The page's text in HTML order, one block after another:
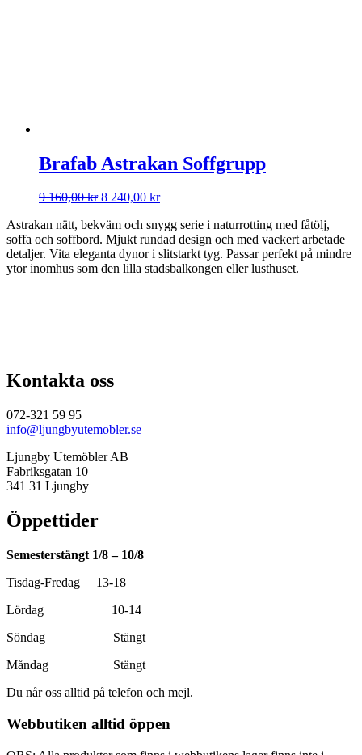
Brafab Astrakan Soffgrupp
9 160,00kr Det
priset
var:
9
160,00 kr.
8 240,00 krDet
priset
är:
8
240,00 kr.
Astrakan nätt, bekväm och snygg serie i naturrotting med fåtölj,
soffa och soffbord. Mjukt rundad design och med vackert arbetade
detaljer. Vita eleganta dynor i slitstarkt tyg. Passar perfekt på mindre
ytor inomhus som den lilla stadsbalkongen eller lusthuset.
Kontakta oss
072-321 59 95
info@ljungbyutemobler.se
Ljungby Utemöbler AB
Fabriksgatan 10
341 31 Ljungby
Öppettider
Semesterstängt 1/8 – 10/8
Tisdag-Fredag 13-18
Lördag 10-14
Söndag Stängt
Måndag Stängt
Du når oss alltid på telefon och mejl.
Webbutiken alltid öppen